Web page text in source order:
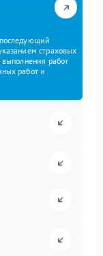
страховых
выполнения работ
работ и